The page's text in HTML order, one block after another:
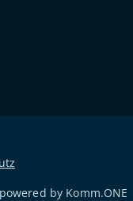
by Komm.ONE